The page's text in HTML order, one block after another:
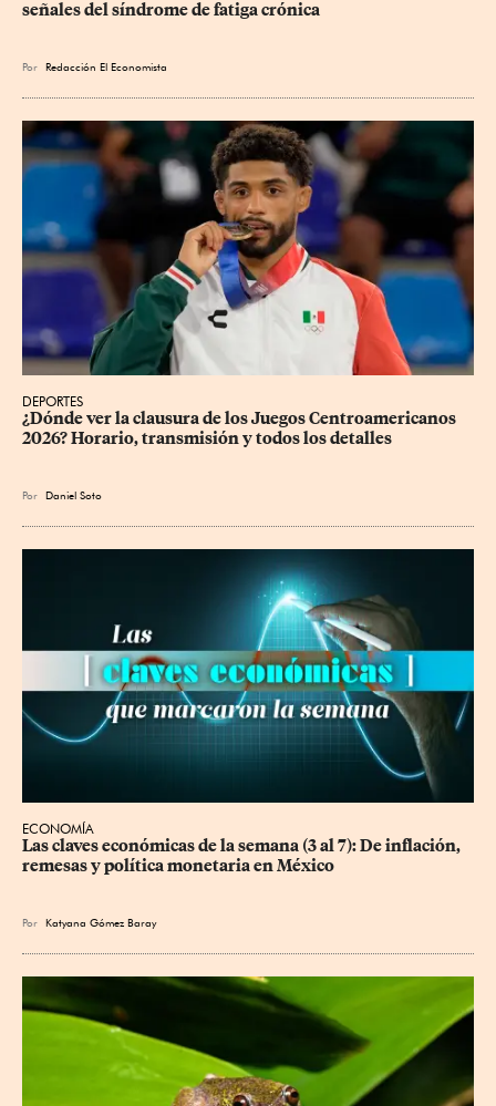
señales del síndrome de fatiga crónica
Por Redacción El Economista
DEPORTES
¿Dónde ver la clausura de los Juegos Centroamericanos
2026? Horario, transmisión y todos los detalles
Por Daniel Soto
ECONOMÍA
Las claves económicas de la semana (3 al 7): De inflación,
remesas y política monetaria en México
Por Katyana Gómez Baray